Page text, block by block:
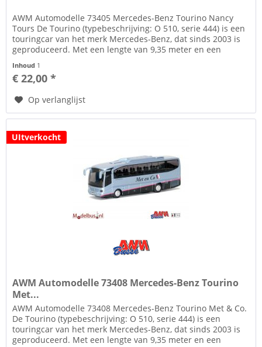
AWM Automodelle 73405 Mercedes-Benz Tourino Nancy
Tours De Tourino (typebeschrijving: O 510, serie 444) is een
touringcar van het merk Mercedes-Benz, dat sinds 2003 is
geproduceerd. Met een lengte van 9,35 meter en een
Inhoud 1
€ 22,00 *
Op verlanglijst
UItverkocht
AWM Automodelle 73408 Mercedes-Benz Tourino
Met...
AWM Automodelle 73408 Mercedes-Benz Tourino Met & Co.
De Tourino (typebeschrijving: O 510, serie 444) is een
touringcar van het merk Mercedes-Benz, dat sinds 2003 is
geproduceerd. Met een lengte van 9,35 meter en een